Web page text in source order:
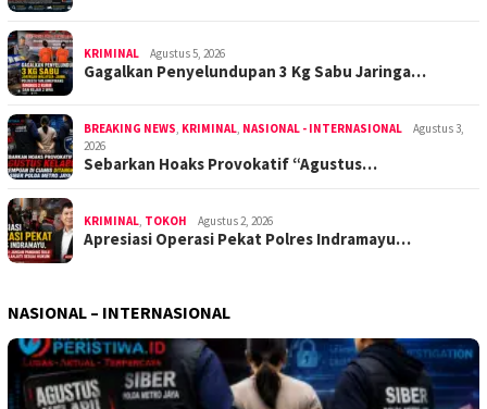
KRIMINAL Agustus 5, 2026
Gagalkan Penyelundupan 3 Kg Sabu Jaringa…
BREAKING NEWS, KRIMINAL, NASIONAL - INTERNASIONAL
Agustus 3,
2026
Sebarkan Hoaks Provokatif “Agustus…
KRIMINAL, TOKOH Agustus 2, 2026
Apresiasi Operasi Pekat Polres Indramayu…
NASIONAL – INTERNASIONAL